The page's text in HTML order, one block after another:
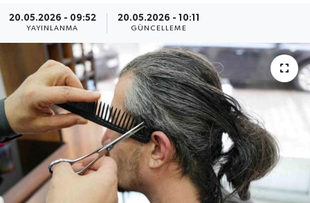
20.05.2026 - 09:52
YAYINLANMA
20.05.2026 - 10:11
GÜNCELLEME
Dış Haberler
Dünya
EĞİTİM
EKONOMİ
English News